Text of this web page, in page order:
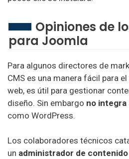
Opiniones de
para Joomla
Para algunos directores de
CMS es una manera fácil para
web, es útil para gestionar
diseño. Sin embargo no
como WordPress.
Los colaboradores técnicos
un administrador de